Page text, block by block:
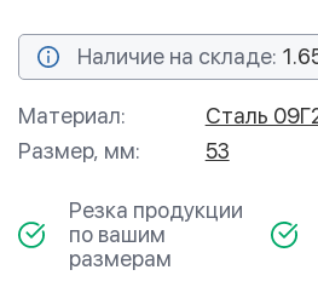
Наличие на складе:
Материал:
Сталь
Размер, мм:
53
Резка продукции
по вашим
размерам